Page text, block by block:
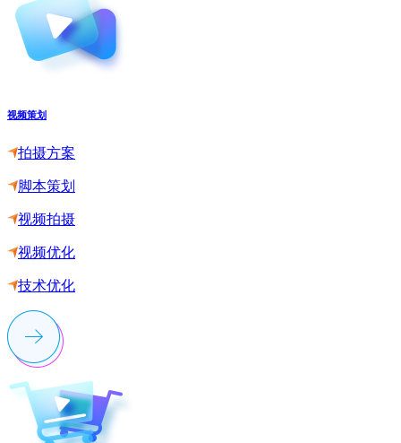
视频策划
拍摄方案
脚本策划
视频拍摄
视频优化
技术优化